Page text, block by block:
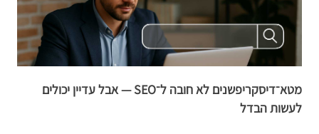
מטא־דיסקריפשנים לא חובה ל־SEO — אבל עדיין יכולים
לעשות הבדל